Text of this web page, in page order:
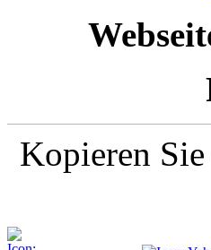
Kopieren